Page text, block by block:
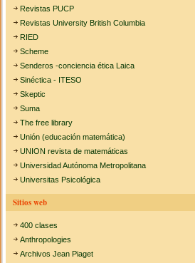
Revistas PUCP
Revistas University British Columbia
RIED
Scheme
Senderos -conciencia ética Laica
Sinéctica - ITESO
Skeptic
Suma
The free library
Unión (educación matemática)
UNION revista de matemáticas
Universidad Autónoma Metropolitana
Universitas Psicológica
Sitios web
400 clases
Anthropologies
Archivos Jean Piaget